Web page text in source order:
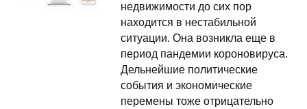
недвижимости до сих пор
находится в нестабильной
ситуации. Она возникла еще в
период пандемии короновируса.
Дельнейшие политические
события и экономические
перемены тоже отрицательно